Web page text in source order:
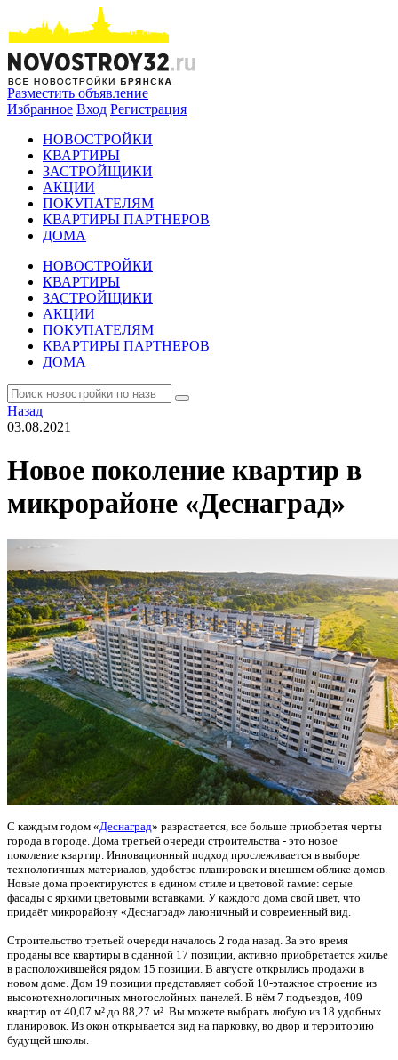
Разместить объявление
Избранное Вход Регистрация
НОВОСТРОЙКИ
КВАРТИРЫ
ЗАСТРОЙЩИКИ
АКЦИИ
ПОКУПАТЕЛЯМ
КВАРТИРЫ ПАРТНЕРОВ
ДОМА
НОВОСТРОЙКИ
КВАРТИРЫ
ЗАСТРОЙЩИКИ
АКЦИИ
ПОКУПАТЕЛЯМ
КВАРТИРЫ ПАРТНЕРОВ
ДОМА
Назад
03.08.2021
Новое поколение квартир в
микрорайоне «Деснаград»
С каждым годом «Деснаград» разрастается, все больше приобретая черты
города в городе. Дома третьей очереди строительства - это новое
поколение квартир. Инновационный подход прослеживается в выборе
технологичных материалов, удобстве планировок и внешнем облике домов.
Новые дома проектируются в едином стиле и цветовой гамме: серые
фасады с яркими цветовыми вставками. У каждого дома свой цвет, что
придаёт микрорайону «Деснаград» лаконичный и современный вид.
Строительство третьей очереди началось 2 года назад. За это время
проданы все квартиры в сданной 17 позиции, активно приобретается жилье
в расположившейся рядом 15 позиции. В августе открылись продажи в
новом доме. Дом 19 позиции представляет собой 10-этажное строение из
высокотехнологичных многослойных панелей. В нём 7 подъездов, 409
квартир от 40,07 м² до 88,27 м². Вы можете выбрать любую из 18 удобных
планировок. Из окон открывается вид на парковку, во двор и территорию
будущей школы.